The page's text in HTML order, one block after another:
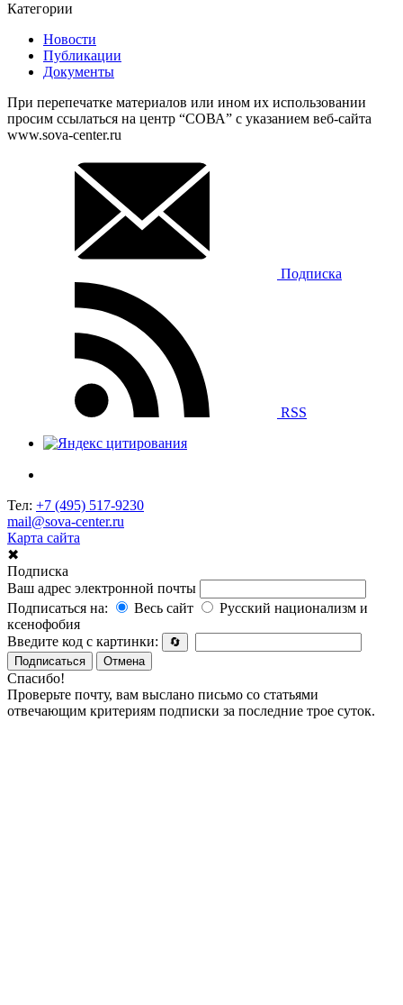
Категории
Новости
Публикации
Документы
При перепечатке материалов или ином их использовании
просим ссылаться на центр “СОВА” с указанием веб-сайта
www.sova-center.ru
Подписка
RSS
Тел: +7 (495) 517-9230
mail@sova-center.ru
Карта сайта
✖
Подписка
Ваш адрес электронной почты
Подписаться на:
Весь сайт
Русский национализм и
ксенофобия
Введите код с картинки:
🔄
Подписаться
Отмена
Спасибо!
Проверьте почту, вам выслано письмо со статьями
отвечающим критериям подписки за последние трое суток.